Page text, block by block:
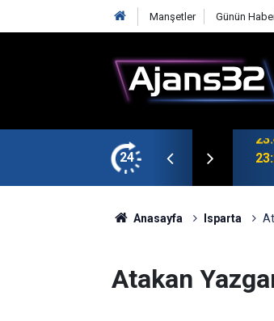
Manşetler Günün
24
Anasayfa Isparta
Atakan